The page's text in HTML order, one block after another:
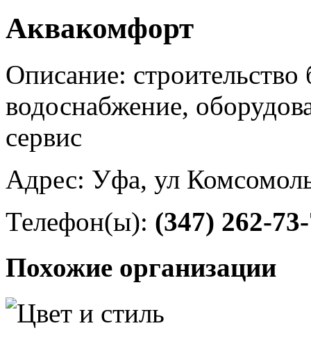
Аквакомфорт
Описание: строительство
водоснабжение,
сервис
Адрес: Уфа, ул
Телефон(ы): (347) 262-
Похожие организации